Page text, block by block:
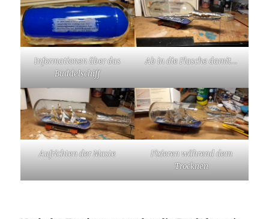
Informationen über das
Buddelschiff
Ab in die Flasche damit…
Aufrichten der Maste
Fixieren während dem
Trocknen